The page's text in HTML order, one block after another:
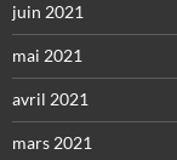
juin 2021
mai 2021
avril 2021
mars 2021